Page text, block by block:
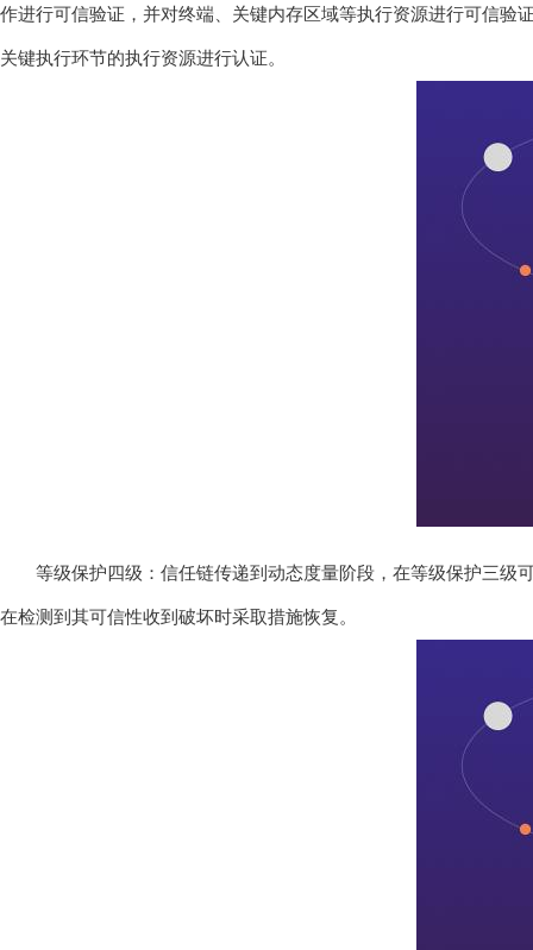
作进行可信验证，并对终端、关键内存区域等执行资源进行可信
关键执行环节的执行资源进行认证。
等级保护四级：信任链传递到动态度量阶段，在等级保护三级
在检测到其可信性收到破坏时采取措施恢复。